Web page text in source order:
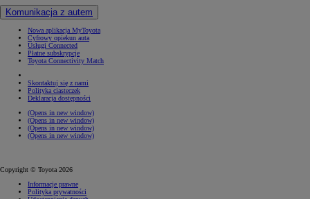
Komunikacja z autem
Nowa aplikacja MyToyota
Cyfrowy opiekun auta
Usługi Connected
Płatne subskrypcje
Toyota Connectivity Match
Skontaktuj się z nami
Polityka ciasteczek
Deklaracja dostępności
(Opens in new window)
(Opens in new window)
(Opens in new window)
(Opens in new window)
Copyright © Toyota 2026
Informacje prawne
Polityka prywatności